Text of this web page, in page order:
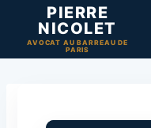
PIERRE
NICOLET
AVOCAT AU BARREAU DE
PARIS